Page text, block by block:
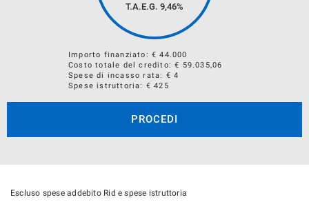
PERMUTA USATO
PER AVER UNA VALUTAZIONE ON LINE VI PREGHIAMO DI
T.A.E.G. 9,46%
Importo finanziato: €44.000
Costo totale del credito: € 59.035,06
Spese di incasso rata: € 4
Spese istruttoria: € 425
PROCEDI
Escluso spese addebito Rid e spese istruttoria